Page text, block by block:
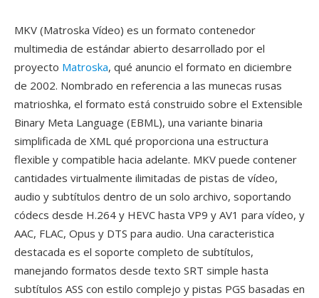
MKV (Matroska Vídeo) es un formato contenedor
multimedia de estándar abierto desarrollado por el
proyecto Matroska, qué anuncio el formato en diciembre
de 2002. Nombrado en referencia a las munecas rusas
matrioshka, el formato está construido sobre el Extensible
Binary Meta Language (EBML), una variante binaria
simplificada de XML qué proporciona una estructura
flexible y compatible hacia adelante. MKV puede contener
cantidades virtualmente ilimitadas de pistas de vídeo,
audio y subtítulos dentro de un solo archivo, soportando
códecs desde H.264 y HEVC hasta VP9 y AV1 para vídeo, y
AAC, FLAC, Opus y DTS para audio. Una caracteristica
destacada es el soporte completo de subtítulos,
manejando formatos desde texto SRT simple hasta
subtítulos ASS con estilo complejo y pistas PGS basadas en